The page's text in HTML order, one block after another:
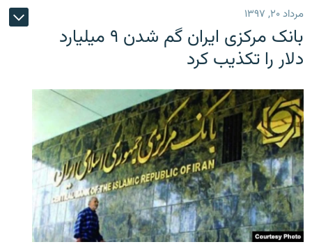
مرداد ۲۰, ۱۳۹۷
بانک مرکزی ایران گم شدن ۹ میلیارد
دلار را تکذیب کرد